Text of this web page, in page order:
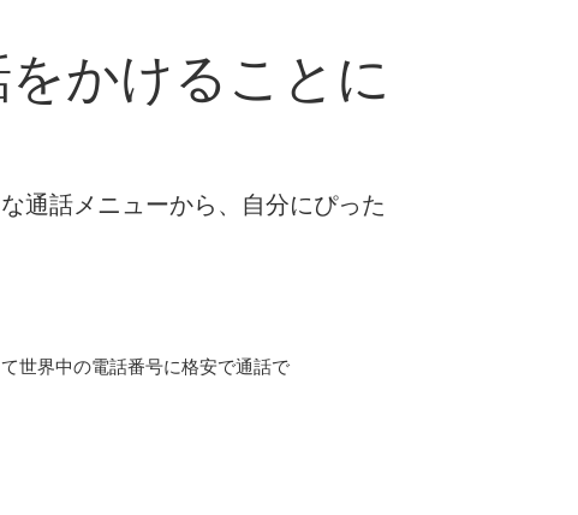
かけることに
通話メニューから、自分にぴった
世界中の電話番号に格安で通話で